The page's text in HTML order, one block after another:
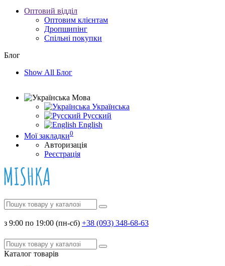
Оптовий відділ
Оптовим клієнтам
Дропшипінг
Спільні покупки
Блог
Show All Блог
Мова
Українська
Русский
English
Мої закладки0
Авторизація
Реєстрація
з 9:00 по 19:00 (пн-сб) +38 (093) 348-68-63
Каталог товарів